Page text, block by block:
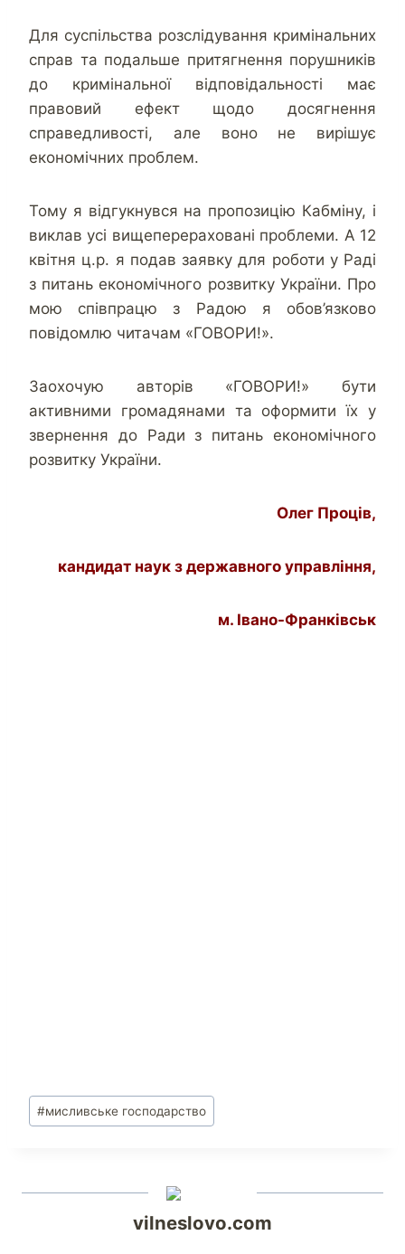
Для суспільства розслідування кримінальних
справ та подальше притягнення порушників
до кримінальної відповідальності має
правовий ефект щодо досягнення
справедливості, але воно не вирішує
економічних проблем.
Тому я відгукнувся на пропозицію Кабміну, і
виклав усі вищеперераховані проблеми. А 12
квітня ц.р. я подав заявку для роботи у Раді
з питань економічного розвитку України. Про
мою співпрацю з Радою я обов’язково
повідомлю читачам «ГОВОРИ!».
Заохочую авторів «ГОВОРИ!» бути
активними громадянами та оформити їх у
звернення до Ради з питань економічного
розвитку України.
Олег Проців,
кандидат наук з державного управління,
м. Івано-Франківськ
#мисливське господарство
vilneslovo.com